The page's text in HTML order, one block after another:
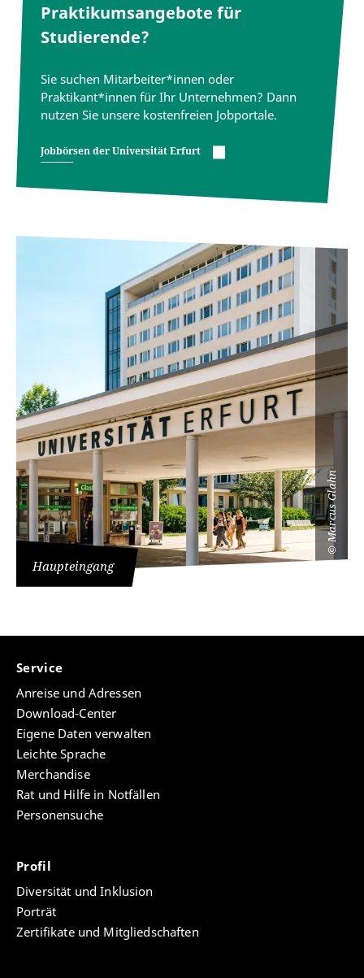
Praktikumsangebote für
Studierende?
Sie suchen Mitarbeiter*innen oder
Praktikant*innen für Ihr Unternehmen? Dann
nutzen Sie unsere kostenfreien Jobportale.
Jobbörsen der Universität Erfurt
©
Marcus Glahn
Haupteingang
Service
Anreise und Adressen
Download-Center
Eigene Daten verwalten
Leichte Sprache
Merchandise
Rat und Hilfe in Notfällen
Personensuche
Profil
Diversität und Inklusion
Porträt
Zertifikate und Mitgliedschaften